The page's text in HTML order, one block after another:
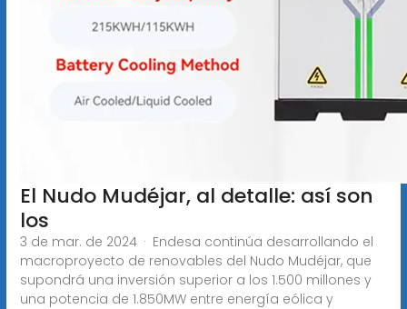
El Nudo Mudéjar, al detalle: así son
los
3 de mar. de 2024 · Endesa continúa desarrollando el
macroproyecto de renovables del Nudo Mudéjar, que
supondrá una inversión superior a los 1.500 millones y
una potencia de 1.850MW entre energía eólica y